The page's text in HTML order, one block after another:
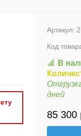
Артикул:
Код
В
дней
85 300